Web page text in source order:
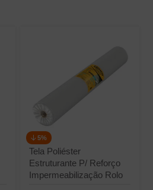
Tela Poliéster
Estruturante P/ Reforço
Impermeabilização Rolo
5%